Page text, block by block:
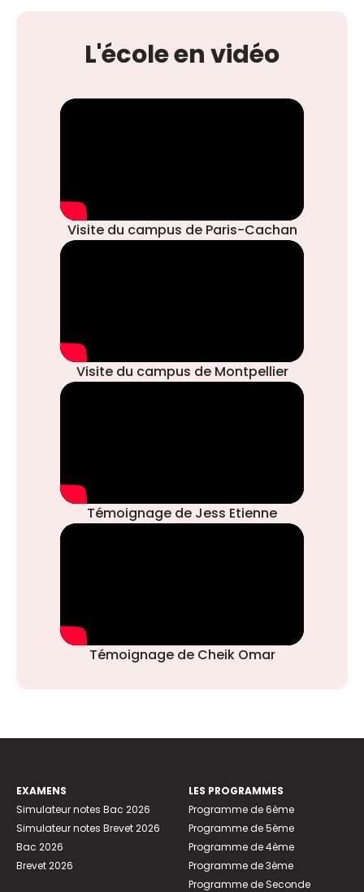
L'école en vidéo
Visite du campus de Paris-Cachan
Visite du campus de Montpellier
Témoignage de Jess Etienne
Témoignage de Cheik Omar
EXAMENS
Simulateur notes Bac 2026
Simulateur notes Brevet 2026
Bac 2026
Brevet 2026
LES PROGRAMMES
Programme de 6ème
Programme de 5ème
Programme de 4ème
Programme de 3ème
Programme de Seconde